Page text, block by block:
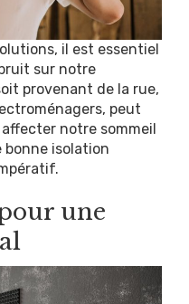
il est essentiel
sur notre
provenant de la rue,
peut
notre sommeil
isolation
une